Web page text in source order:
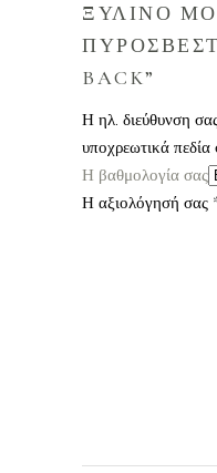
ΞΥΛΙΝΟ
BACK”
Η ηλ. διεύθυνση
υποχρεωτικά πεδία
Η βαθμολογία σας
Η αξιολόγησή σας